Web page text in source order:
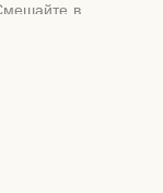
в
5:4 (на 25